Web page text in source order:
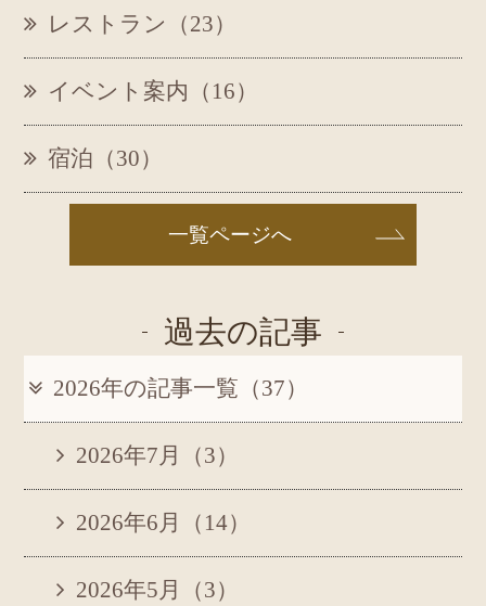
レストラン（23）
イベント案内（16）
宿泊（30）
一覧ページへ
過去の記事
2026年の記事一覧（37）
2026年7月（3）
2026年6月（14）
2026年5月（3）